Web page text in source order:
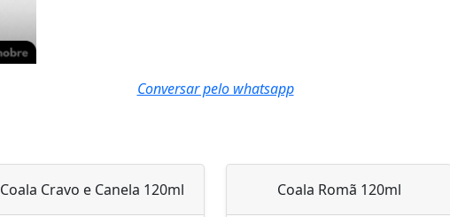
Conversar pelo whatsapp
Coala Cravo e Canela 120ml Coala Romã 120ml